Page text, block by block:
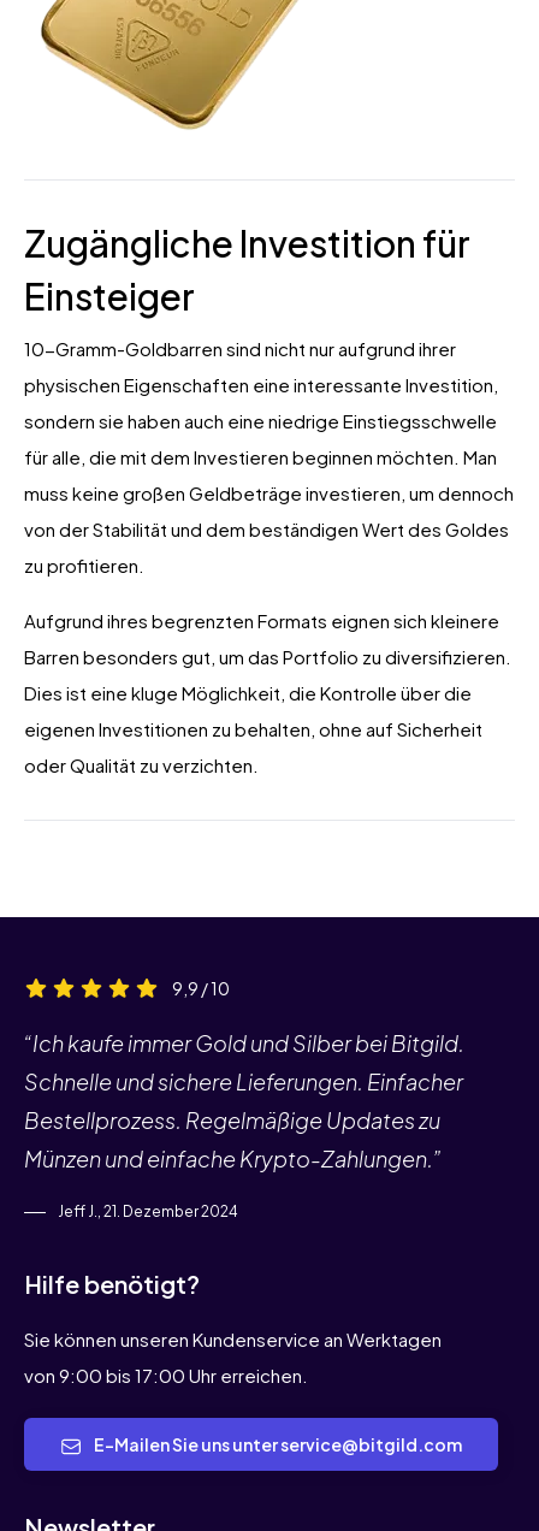
Zugängliche Investition für
Einsteiger
10-Gramm-Goldbarren sind nicht nur aufgrund ihrer
physischen Eigenschaften eine interessante Investition,
sondern sie haben auch eine niedrige Einstiegsschwelle
für alle, die mit dem Investieren beginnen möchten. Man
muss keine großen Geldbeträge investieren, um dennoch
von der Stabilität und dem beständigen Wert des Goldes
zu profitieren.
Aufgrund ihres begrenzten Formats eignen sich kleinere
Barren besonders gut, um das Portfolio zu diversifizieren.
Dies ist eine kluge Möglichkeit, die Kontrolle über die
eigenen Investitionen zu behalten, ohne auf Sicherheit
oder Qualität zu verzichten.
9,9 / 10
“Ich kaufe immer Gold und Silber bei Bitgild.
Schnelle und sichere Lieferungen. Einfacher
Bestellprozess. Regelmäßige Updates zu
Münzen und einfache Krypto-Zahlungen.”
Jeff J., 21. Dezember 2024
Hilfe benötigt?
Sie können unseren Kundenservice an Werktagen
von 9:00 bis 17:00 Uhr erreichen.
E-Mailen Sie uns unter service@bitgild.com